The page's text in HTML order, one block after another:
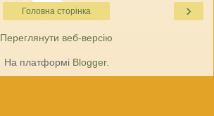
›
Головна сторінка
Переглянути веб-версію
На платформі Blogger.